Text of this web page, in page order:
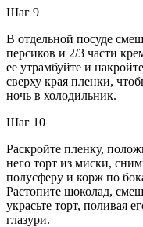
Шаг 9
В отдельной посуде
персиков и 2/3 части
ее утрамбуйте и
сверху края пленки,
ночь в холодильник.
Шаг 10
Раскройте пленку,
него торт из миски,
полусферу и корж по
Растопите шоколад,
украсьте торт, поливая
глазури.